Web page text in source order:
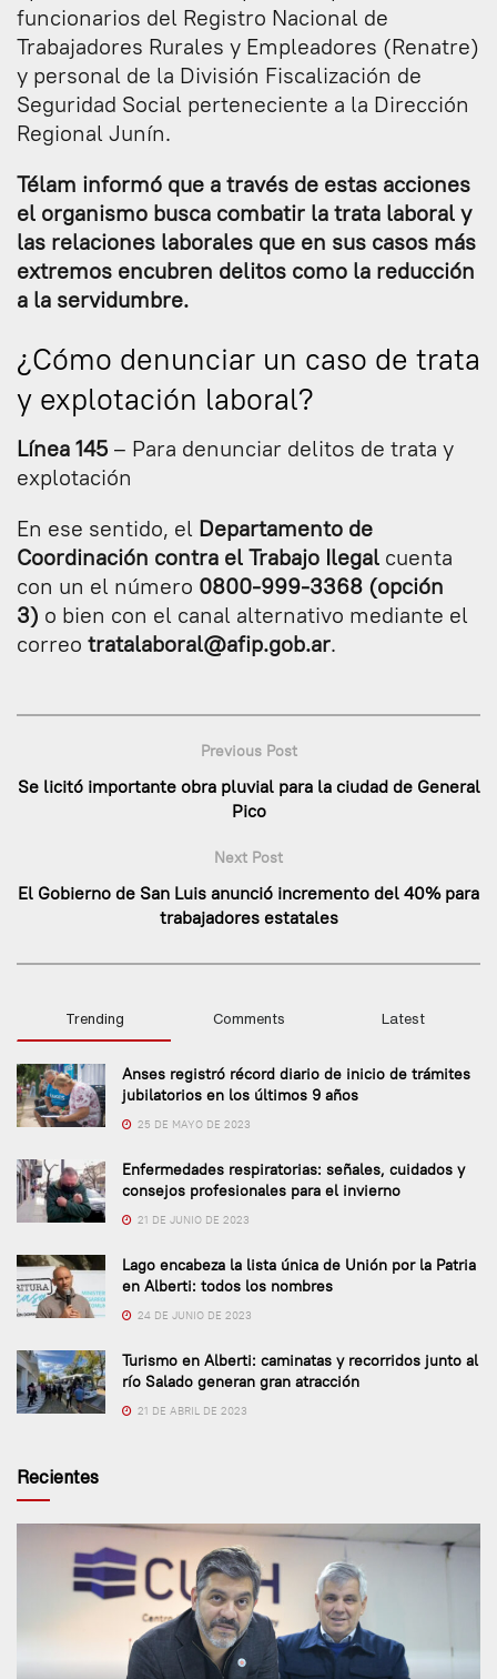
funcionarios del Registro Nacional de
Trabajadores Rurales y Empleadores (Renatre)
y personal de la División Fiscalización de
Seguridad Social perteneciente a la Dirección
Regional Junín.
Télam informó que a través de estas acciones
el organismo busca combatir la trata laboral y
las relaciones laborales que en sus casos más
extremos encubren delitos como la reducción
a la servidumbre.
¿Cómo denunciar un caso de trata
y explotación laboral?
Línea 145 – Para denunciar delitos de trata y
explotación
En ese sentido, el Departamento de
Coordinación contra el Trabajo Ilegal cuenta
con un el número 0800-999-3368 (opción
3) o bien con el canal alternativo mediante el
correo tratalaboral@afip.gob.ar.
Previous Post
Se licitó importante obra pluvial para la ciudad de General
Pico
Next Post
El Gobierno de San Luis anunció incremento del 40% para
trabajadores estatales
Trending Comments Latest
Anses registró récord diario de inicio de trámites
jubilatorios en los últimos 9 años
25 DE MAYO DE 2023
Enfermedades respiratorias: señales, cuidados y
consejos profesionales para el invierno
21 DE JUNIO DE 2023
Lago encabeza la lista única de Unión por la Patria
en Alberti: todos los nombres
24 DE JUNIO DE 2023
Turismo en Alberti: caminatas y recorridos junto al
río Salado generan gran atracción
21 DE ABRIL DE 2023
Recientes